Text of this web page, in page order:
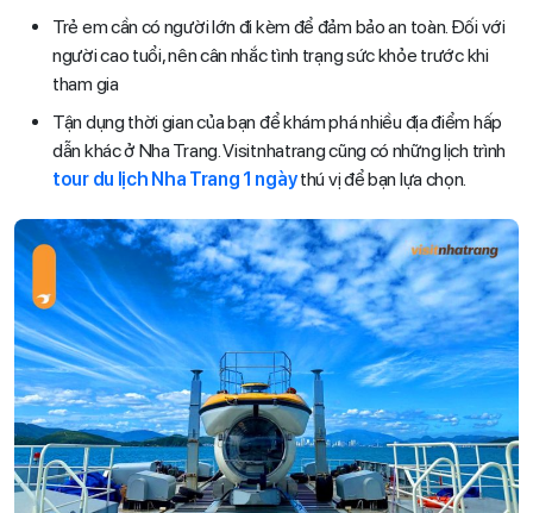
Trẻ em cần có người lớn đi kèm để đảm bảo an toàn. Đối với
người cao tuổi, nên cân nhắc tình trạng sức khỏe trước khi
tham gia
Tận dụng thời gian của bạn để khám phá nhiều địa điểm hấp
dẫn khác ở Nha Trang. Visitnhatrang cũng có những lịch trình
tour du lịch Nha Trang 1 ngàythú vị để bạn lựa chọn.